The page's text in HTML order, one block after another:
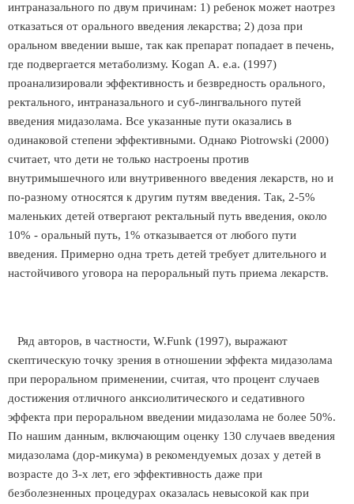
интраназального по двум причинам: 1) ребенок может наотрез
отказаться от орального введения лекарства; 2) доза при
оральном введении выше, так как препарат попадает в печень,
где подвергается метаболизму. Kogan А. е.а. (1997)
проанализировали эффективность и безвредность орального,
ректального, интраназального и суб-лингвального путей
введения мидазолама. Все указанные пути оказались в
одинаковой степени эффективными. Однако Piotrowski (2000)
считает, что дети не только настроены против
внутримышечного или внутривенного введения лекарств, но и
по-разному относятся к другим путям введения. Так, 2-5%
маленьких детей отвергают ректальный путь введения, около
10% - оральный путь, 1% отказывается от любого пути
введения. Примерно одна треть детей требует длительного и
настойчивого уговора на пероральный путь приема лекарств.
Ряд авторов, в частности, W.Funk (1997), выражают
скептическую точку зрения в отношении эффекта мидазолама
при пероральном применении, считая, что процент случаев
достижения отличного анксиолитического и седативного
эффекта при пероральном введении мидазолама не более 50%.
По нашим данным, включающим оценку 130 случаев введения
мидазолама (дор-микума) в рекомендуемых дозах у детей в
возрасте до 3-х лет, его эффективность даже при
безболезненных процедурах оказалась невысокой как при